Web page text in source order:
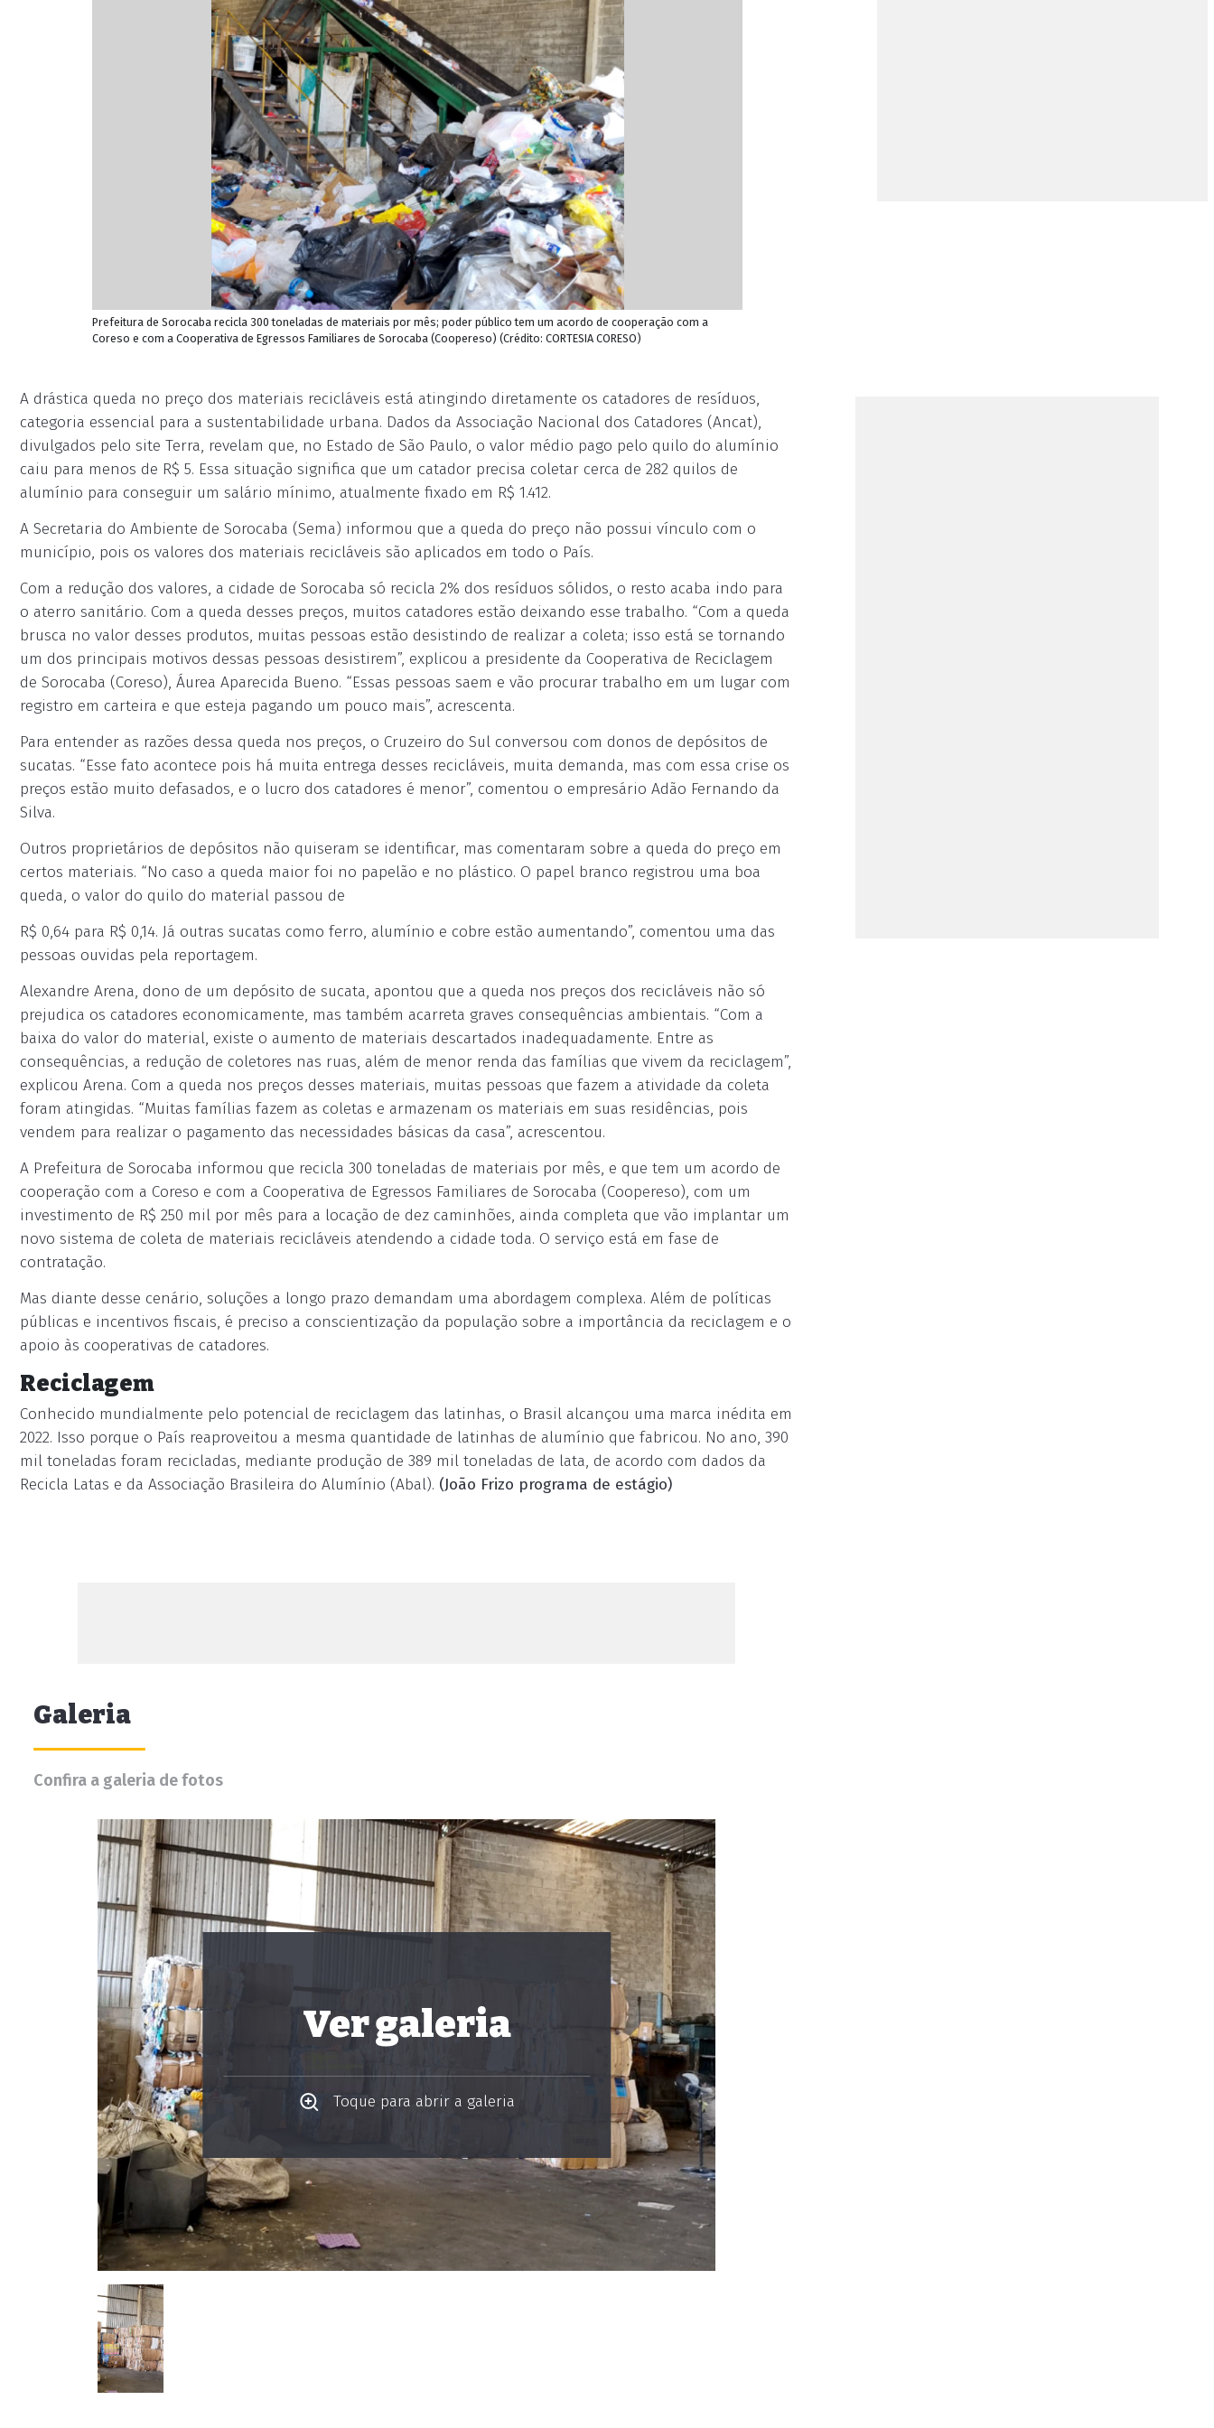
Prefeitura de Sorocaba recicla 300 toneladas de materiais por mês; poder público tem um acordo de cooperação com a
Coreso e com a Cooperativa de Egressos Familiares de Sorocaba (Coopereso) (Crédito: CORTESIA CORESO)
A drástica queda no preço dos materiais recicláveis está atingindo diretamente os catadores de resíduos,
categoria essencial para a sustentabilidade urbana. Dados da Associação Nacional dos Catadores (Ancat),
divulgados pelo site Terra, revelam que, no Estado de São Paulo, o valor médio pago pelo quilo do alumínio
caiu para menos de R$ 5. Essa situação significa que um catador precisa coletar cerca de 282 quilos de
alumínio para conseguir um salário mínimo, atualmente fixado em R$ 1.412.
A Secretaria do Ambiente de Sorocaba (Sema) informou que a queda do preço não possui vínculo com o
município, pois os valores dos materiais recicláveis são aplicados em todo o País.
Com a redução dos valores, a cidade de Sorocaba só recicla 2% dos resíduos sólidos, o resto acaba indo para
o aterro sanitário. Com a queda desses preços, muitos catadores estão deixando esse trabalho. “Com a queda
brusca no valor desses produtos, muitas pessoas estão desistindo de realizar a coleta; isso está se tornando
um dos principais motivos dessas pessoas desistirem”, explicou a presidente da Cooperativa de Reciclagem
de Sorocaba (Coreso), Áurea Aparecida Bueno. “Essas pessoas saem e vão procurar trabalho em um lugar com
registro em carteira e que esteja pagando um pouco mais”, acrescenta.
Para entender as razões dessa queda nos preços, o Cruzeiro do Sul conversou com donos de depósitos de
sucatas. “Esse fato acontece pois há muita entrega desses recicláveis, muita demanda, mas com essa crise os
preços estão muito defasados, e o lucro dos catadores é menor”, comentou o empresário Adão Fernando da
Silva.
Outros proprietários de depósitos não quiseram se identificar, mas comentaram sobre a queda do preço em
certos materiais. “No caso a queda maior foi no papelão e no plástico. O papel branco registrou uma boa
queda, o valor do quilo do material passou de
R$ 0,64 para R$ 0,14. Já outras sucatas como ferro, alumínio e cobre estão aumentando”, comentou uma das
pessoas ouvidas pela reportagem.
Alexandre Arena, dono de um depósito de sucata, apontou que a queda nos preços dos recicláveis não só
prejudica os catadores economicamente, mas também acarreta graves consequências ambientais. “Com a
baixa do valor do material, existe o aumento de materiais descartados inadequadamente. Entre as
consequências, a redução de coletores nas ruas, além de menor renda das famílias que vivem da reciclagem”,
explicou Arena. Com a queda nos preços desses materiais, muitas pessoas que fazem a atividade da coleta
foram atingidas. “Muitas famílias fazem as coletas e armazenam os materiais em suas residências, pois
vendem para realizar o pagamento das necessidades básicas da casa”, acrescentou.
A Prefeitura de Sorocaba informou que recicla 300 toneladas de materiais por mês, e que tem um acordo de
cooperação com a Coreso e com a Cooperativa de Egressos Familiares de Sorocaba (Coopereso), com um
investimento de R$ 250 mil por mês para a locação de dez caminhões, ainda completa que vão implantar um
novo sistema de coleta de materiais recicláveis atendendo a cidade toda. O serviço está em fase de
contratação.
Mas diante desse cenário, soluções a longo prazo demandam uma abordagem complexa. Além de políticas
públicas e incentivos fiscais, é preciso a conscientização da população sobre a importância da reciclagem e o
apoio às cooperativas de catadores.
Reciclagem
Conhecido mundialmente pelo potencial de reciclagem das latinhas, o Brasil alcançou uma marca inédita em
2022. Isso porque o País reaproveitou a mesma quantidade de latinhas de alumínio que fabricou. No ano, 390
mil toneladas foram recicladas, mediante produção de 389 mil toneladas de lata, de acordo com dados da
Recicla Latas e da Associação Brasileira do Alumínio (Abal). (João Frizo programa de estágio)
Galeria
Confira a galeria de fotos
Ver galeria
Toque para abrir a galeria